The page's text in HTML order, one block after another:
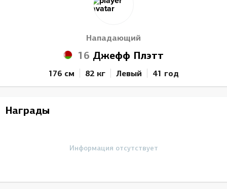
Нападающий
16 Джефф Плэтт
176 см 82 кг Левый 41 год
Награды
Информация отсутствует